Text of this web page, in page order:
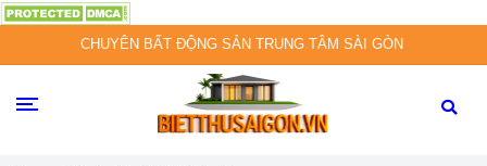
CHUYÊN BẤT ĐỘNG SẢN TRUNG TÂM SÀI GÒN